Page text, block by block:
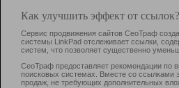
Как улучшить эффект от ссылок?
Сервис продвижения сайтов СеоТраф
системы LinkPad отслеживает ссылки,
систем, что позволяет существенно
СеоТраф предоставляет рекомендации по
поисковых системах. Вместе со ссылками
продаж, не требующих дополнительных